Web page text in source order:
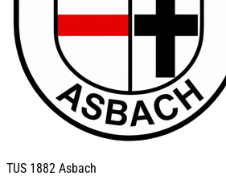
TUS 1882 Asbach